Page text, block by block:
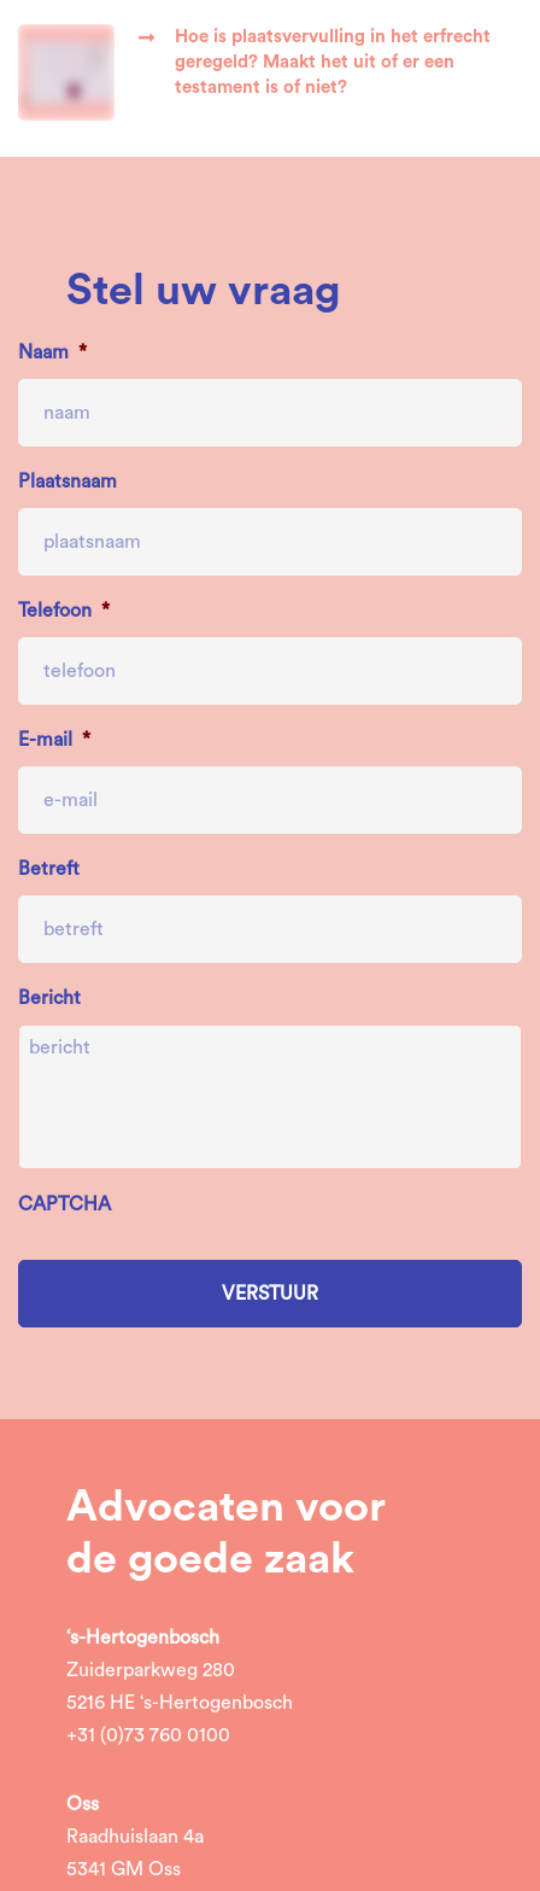
Hoe is plaatsvervulling in het erfrecht
geregeld? Maakt het uit of er een
testament is of niet?
Stel uw vraag
Naam *
Plaatsnaam
Telefoon *
E-mail *
Betreft
Bericht
CAPTCHA
Advocaten voor
de goede zaak
‘s-Hertogenbosch
Zuiderparkweg 280
5216 HE ‘s-Hertogenbosch
+31 (0)73 760 0100
Oss
Raadhuislaan 4a
5341 GM Oss